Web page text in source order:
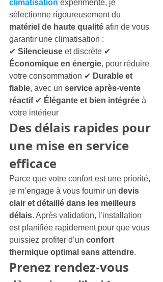
climatisation expérimenté, je
sélectionne rigoureusement du
matériel de haute qualité afin de vous
garantir une climatisation :
✔ Silencieuse et discrète ✔
Économique en énergie, pour réduire
votre consommation ✔ Durable et
fiable, avec un service après-vente
réactif ✔ Élégante et bien intégrée à
votre intérieur
Des délais rapides pour
une mise en service
efficace
Parce que votre confort est une priorité,
je m’engage à vous fournir un devis
clair et détaillé dans les meilleurs
délais. Après validation, l’installation
est planifiée rapidement pour que vous
puissiez profiter d’un confort
thermique optimal sans attendre.
Prenez rendez-vous